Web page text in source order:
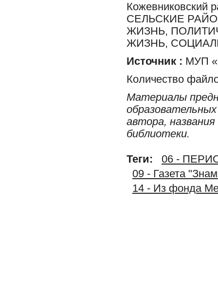
Кожевниковский
СЕЛЬСКИЕ
ЖИЗНЬ,
ЖИЗНЬ,
Источник : МУП
Количество
Материалы
автора,
библиотеки.
Теги:
06 -
09 - Газета
14 - Из фонда